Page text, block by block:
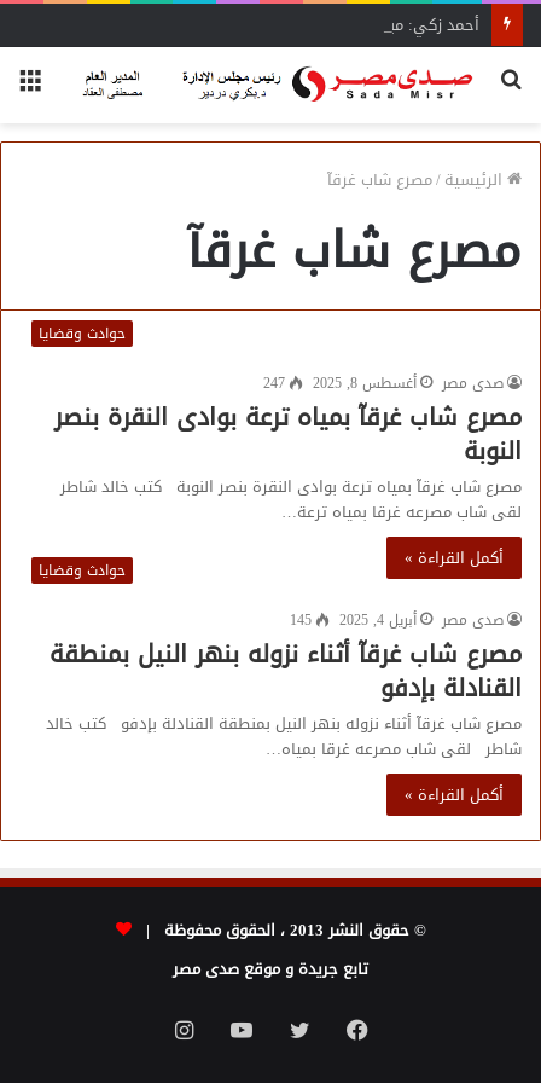
أحمد زكي: مبادرة “مصر تنطلق بالتصدير”
بحث
الرئيسية/مصرع شاب غرقآ
مصرع شاب غرقآ
حوادث وقضايا
صدى مصر
أغسطس 8, 2025 247
مصرع شاب غرقآ بمياه ترعة بوادى النقرة بنصر
النوبة
مصرع شاب غرقآ بمياه ترعة بوادى النقرة بنصر النوبة كتب خالد شاطر
لقى شاب مصرعه غرقا بمياه ترعة…
أكمل القراءة »
حوادث وقضايا
صدى مصر
أبريل 4, 2025 145
مصرع شاب غرقآ أثناء نزوله بنهر النيل بمنطقة
القنادلة بإدفو
مصرع شاب غرقآ أثناء نزوله بنهر النيل بمنطقة القنادلة بإدفو كتب خالد
شاطر لقى شاب مصرعه غرقا بمياه…
أكمل القراءة »
© حقوق النشر 2013 ، الحقوق محفوظة |
تابع جريدة و موقع صدى مصر
فيسبوك تويتر يوتيوبانستقرام